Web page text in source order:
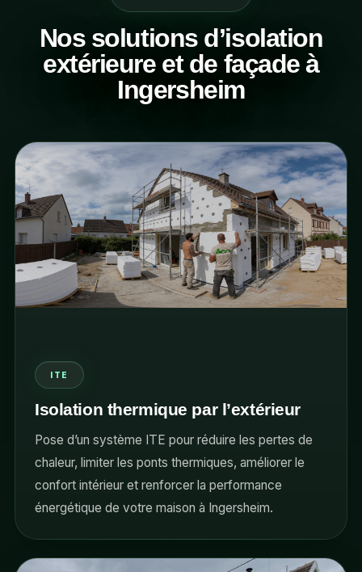
Nos solutions d’isolation
extérieure et de façade à
Ingersheim
ITE
Isolation thermique par l’extérieur
Pose d’un système ITE pour réduire les pertes de
chaleur, limiter les ponts thermiques, améliorer le
confort intérieur et renforcer la performance
énergétique de votre maison à Ingersheim.